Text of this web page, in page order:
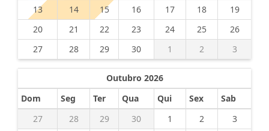
13
14 15 16 17 18
19
20
21 22 23 24 25
26
27
28 29 30 1 2 3
Outubro 2026
Dom
Seg Ter Qua Qui Sex
Sab
27
28 29 30 1 2
3